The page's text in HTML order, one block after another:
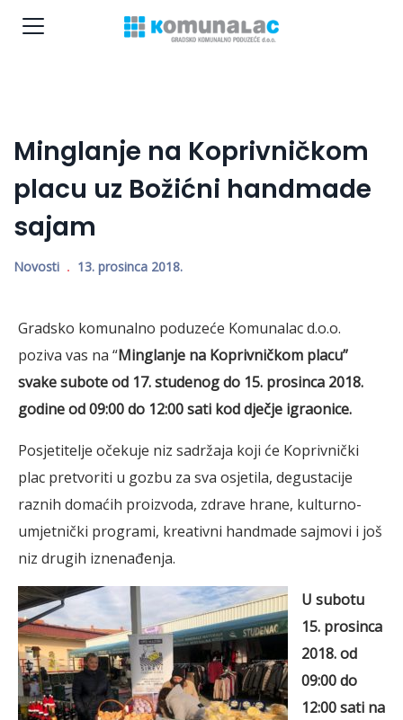
Minglanje na Koprivničkom
placu uz Božićni handmade
sajam
Novosti 13. prosinca 2018.
Gradsko komunalno poduzeće Komunalac d.o.o.
poziva vas na “Minglanje na Koprivničkom placu”
svake subote od 17. studenog do 15. prosinca 2018.
godineod 09:00 do 12:00 sati kod dječje igraonice.
Posjetitelje očekuje niz sadržaja koji će Koprivnički
plac pretvoriti u gozbu za sva osjetila, degustacije
raznih domaćih proizvoda, zdrave hrane, kulturno-
umjetnički programi, kreativni handmade sajmovi i još
niz drugih iznenađenja.
U subotu
15. prosinca
2018. od
09:00 do
12:00 sati na